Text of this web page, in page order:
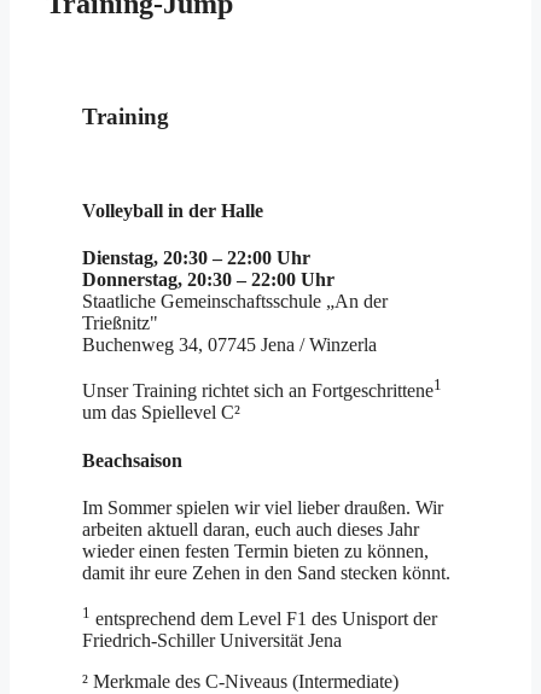
Training
Volleyball in der Halle
Dienstag, 20:30 – 22:00 Uhr
Donnerstag, 20:30 – 22:00 Uhr
Staatliche Gemeinschaftsschule „An der
Trießnitz"
Buchenweg 34, 07745 Jena / Winzerla
Unser Training richtet sich an Fortgeschrittene1
um das Spiellevel C²
Beachsaison
Im Sommer spielen wir viel lieber draußen. Wir
arbeiten aktuell daran, euch auch dieses Jahr
wieder einen festen Termin bieten zu können,
damit ihr eure Zehen in den Sand stecken könnt.
1 entsprechend dem Level F1 des Unisport der
Friedrich-Schiller Universität Jena
² Merkmale des C-Niveaus (Intermediate)